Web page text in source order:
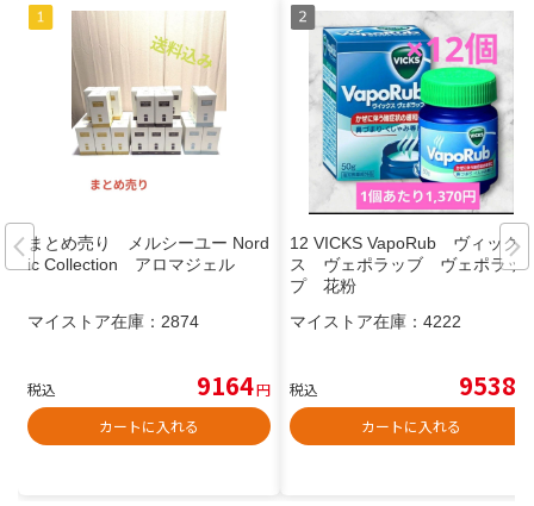
まとめ売り メルシーユー Nord
ic Collection アロマジェル
マイストア在庫： 2874
税込 9164円
カートに入れる
12 VICKS VapoRub ヴィック
ス ヴェポラッブ ヴェポラッ
プ 花粉
マイストア在庫： 4222
税込 9538
カートに入れる